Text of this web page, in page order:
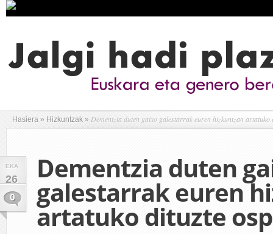
Hasiera » Hizkuntzak » Dementzia duten gaixo galestarrak euren hizkuntzan artatuko
EKA
26
0
Dementzia duten
galestarrak euren
artatuko dituzte